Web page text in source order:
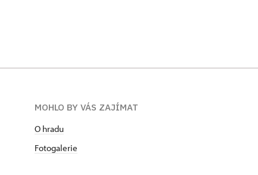
MOHLO BY VÁS ZAJÍMAT
O hradu
Fotogalerie